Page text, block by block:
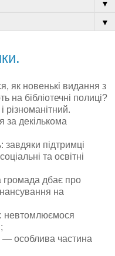
▼
▼
як новенькі видання з
на бібліотечні полиці?
різноманітний.
декількома
завдяки підтримці
та освітні
громада дбає про
на
невтомлюємося
— особлива частина